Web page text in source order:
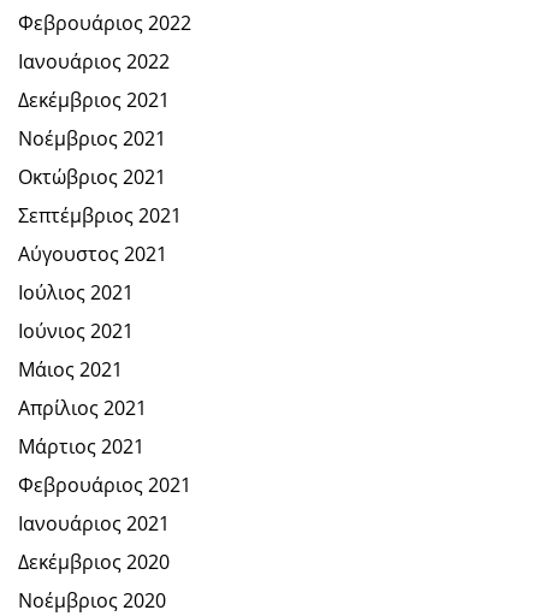
Φεβρουάριος 2022
Ιανουάριος 2022
Δεκέμβριος 2021
Νοέμβριος 2021
Οκτώβριος 2021
Σεπτέμβριος 2021
Αύγουστος 2021
Ιούλιος 2021
Ιούνιος 2021
Μάιος 2021
Απρίλιος 2021
Μάρτιος 2021
Φεβρουάριος 2021
Ιανουάριος 2021
Δεκέμβριος 2020
Νοέμβριος 2020